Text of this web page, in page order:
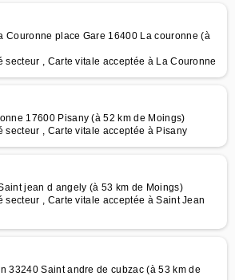
Couronne place Gare 16400 La couronne (à
secteur , Carte vitale acceptée à La Couronne
17600 Pisany (à 52 km de Moings)
secteur , Carte vitale acceptée à Pisany
jean d angely (à 53 km de Moings)
secteur , Carte vitale acceptée à Saint Jean
33240 Saint andre de cubzac (à 53 km de